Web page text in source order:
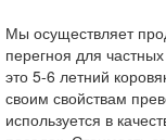
Мы осуществляет
перегноя для
это 5-6 летний
своим свойствам
используется в